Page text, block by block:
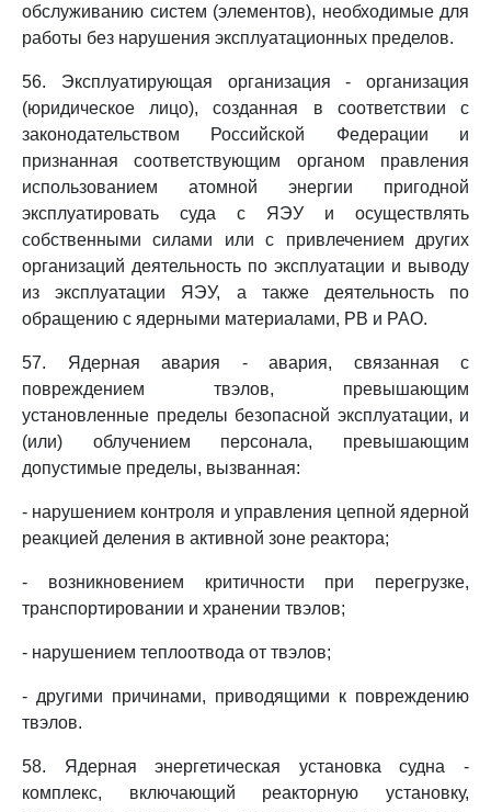
обслуживанию систем (элементов), необходимые для
работы без нарушения эксплуатационных пределов.
56. Эксплуатирующая организация - организация
(юридическое лицо), созданная в соответствии с
законодательством Российской Федерации и
признанная соответствующим органом правления
использованием атомной энергии пригодной
эксплуатировать суда с ЯЭУ и осуществлять
собственными силами или с привлечением других
организаций деятельность по эксплуатации и выводу
из эксплуатации ЯЭУ, а также деятельность по
обращению с ядерными материалами, РВ и РАО.
57. Ядерная авария - авария, связанная с
повреждением твэлов, превышающим
установленные пределы безопасной эксплуатации, и
(или) облучением персонала, превышающим
допустимые пределы, вызванная:
- нарушением контроля и управления цепной ядерной
реакцией деления в активной зоне реактора;
- возникновением критичности при перегрузке,
транспортировании и хранении твэлов;
- нарушением теплоотвода от твэлов;
- другими причинами, приводящими к повреждению
твэлов.
58. Ядерная энергетическая установка судна -
комплекс, включающий реакторную установку,